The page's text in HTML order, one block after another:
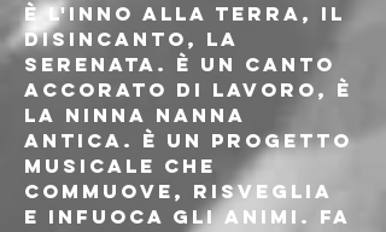
È l'inno alla terra, il
disincanto, la
serenata. È un canto
accorato di lavoro, è
la ninna nanna
antica. È un progetto
musicale che
commuove, risveglia
e infuoca gli animi. Fa